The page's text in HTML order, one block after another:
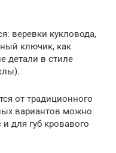
веревки кукловода,
ключик, как
детали в стиле
от традиционного
вариантов можно
для губ кровавого